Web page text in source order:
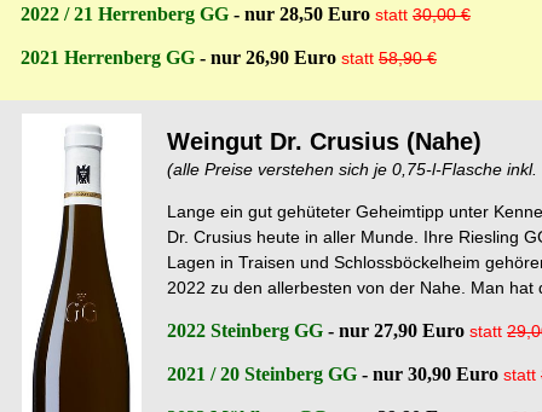
2022 / 21 Herrenberg GG - nur 28,50 Euro statt 30,00 €
2021 Herrenberg GG - nur 26,90 Euro statt 58,90 €
Weingut Dr. Crusius (Nahe)
(alle Preise verstehen sich je 0,75-l-Flasche inkl.
Lange ein gut gehüteter Geheimtipp unter
Dr. Crusius heute in aller Munde. Ihre Riesling
Lagen in Traisen und Schlossböckelheim
2022 zu den allerbesten von der Nahe. Man hat
2022 Steinberg GG - nur 27,90 Euro statt
2021 / 20 Steinberg GG - nur 30,90 Euro statt